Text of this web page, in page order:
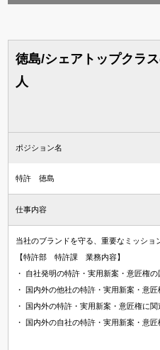
徳島/シェアトップクラ
人
ポジション名
特許 徳島
仕事内容
当社のブランドを守る、重要なミッショ
【特許部 特許課 業務内容】
・ 自社発明の特許・実用新案・意匠権
・ 国内外の他社の特許・実用新案・意
・ 国内外の特許・実用新案・意匠権に
・ 国内外の自社の特許・実用新案・意